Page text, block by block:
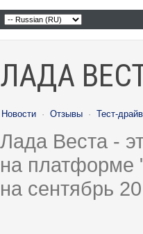
ЛАДА
Новости · Отзывы · Тест-
Лада Веста -
на платформе
на сентябрь